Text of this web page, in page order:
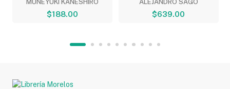
MUNEYUKI KANESHIRO
$188.00
ALEJANDRO SAGO
$639.00